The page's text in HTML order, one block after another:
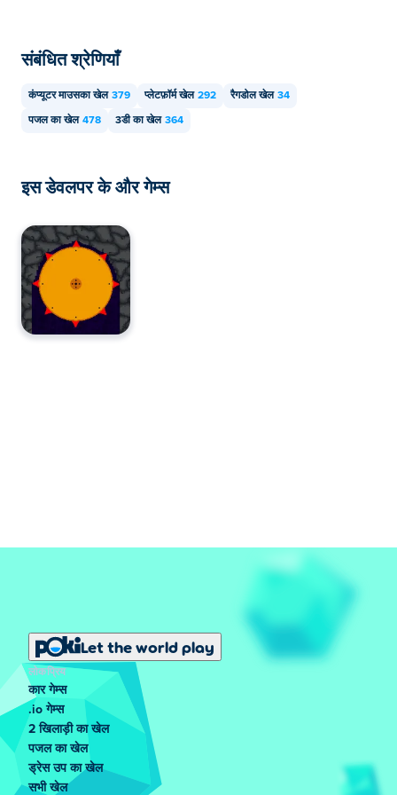
संबंधित श्रेणियाँ
कंप्यूटर माउसका खेल 379 प्लेटफ़ॉर्म खेल 292 रैगडोल खेल 34
पजल का खेल 478 3डी का खेल 364
इस डेवलपर के और गेम्स
Let the world play
लोकप्रिय
कार गेम्स
.io गेम्स
2 खिलाड़ी का खेल
पजल का खेल
ड्रेस उप का खेल
सभी खेल